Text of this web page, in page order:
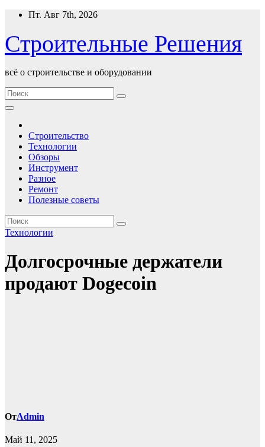
Перейти
содержимому
Пт. Авг 7th, 2026
Строительные Решения
всё о строительстве и оборудовании
Строительство
Технологии
Обзоры
Инструмент
Разное
Ремонт
Полезные советы
Технологии
Долгосрочные держатели
продают Dogecoin
ОтAdmin
Май 11, 2025